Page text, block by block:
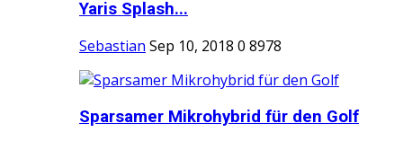
Yaris Splash...
Sebastian Sep 10, 2018 0 8978
Sparsamer Mikrohybrid für den Golf